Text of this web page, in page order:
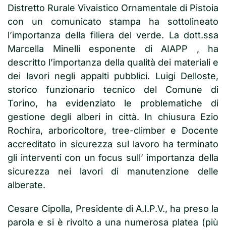
Distretto Rurale Vivaistico Ornamentale di Pistoia
con un comunicato stampa ha sottolineato
l’importanza della filiera del verde. La dott.ssa
Marcella Minelli esponente di AIAPP , ha
descritto l’importanza della qualità dei materiali e
dei lavori negli appalti pubblici. Luigi Delloste,
storico funzionario tecnico del Comune di
Torino, ha evidenziato le problematiche di
gestione degli alberi in città. In chiusura Ezio
Rochira, arboricoltore, tree-climber e Docente
accreditato in sicurezza sul lavoro ha terminato
gli interventi con un focus sull’ importanza della
sicurezza nei lavori di manutenzione delle
alberate.
Cesare Cipolla, Presidente di A.I.P.V., ha preso la
parola e si è rivolto a una numerosa platea (più